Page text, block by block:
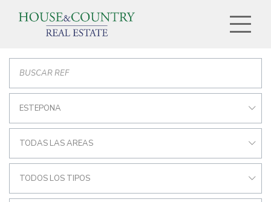
ESTEPONA
TODAS LAS AREAS
TODOS LOS TIPOS